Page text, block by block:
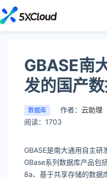
GBASE南
发的国产
数据库 作者： 云助理
阅读：1703
GBASE是南大通用自主研
GBase系列数据库产品包
8a、基于共享存储的数据